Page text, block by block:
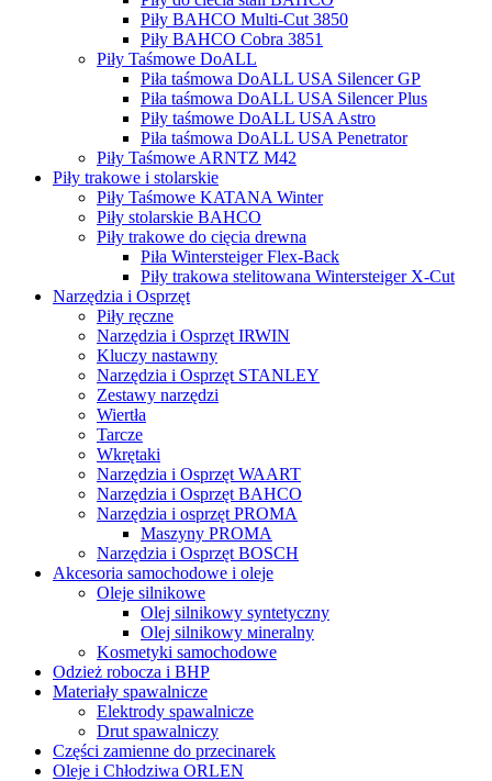
Piły BAHCO Multi-Cut 3850
Piły BAHCO Cobra 3851
Piły Taśmowe DoALL
Piła taśmowa DoALL USA Silencer GP
Piła taśmowa DoALL USA Silencer Plus
Piły taśmowe DoALL USA Astro
Piła taśmowa DoALL USA Penetrator
Piły Taśmowe ARNTZ M42
Piły trakowe i stolarskie
Piły Taśmowe KATANA Winter
Piły stolarskie BAHCO
Piły trakowe do cięcia drewna
Piła Wintersteiger Flex-Back
Piły trakowa stelitowana Wintersteiger X-Cut
Narzędzia i Osprzęt
Piły ręczne
Narzędzia i Osprzęt IRWIN
Kluczy nastawny
Narzędzia i Osprzęt STANLEY
Zestawy narzędzi
Wiertła
Tarcze
Wkrętaki
Narzędzia i Osprzęt WAART
Narzędzia i Osprzęt BAHCO
Narzędzia i osprzęt PROMA
Maszyny PROMA
Narzędzia i Osprzęt BOSCH
Akcesoria samochodowe i oleje
Oleje silnikowe
Olej silnikowy syntetyczny
Оlej silnikowy мineralny
Kosmetyki samochodowe
Odzież robocza i BHP
Materiały spawalnicze
Elektrody spawalnicze
Drut spawalniczy
Części zamienne do przecinarek
Oleje i Chłodziwa ORLEN